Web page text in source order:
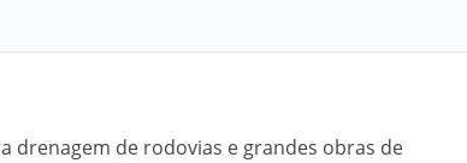
drenagem de rodovias e grandes obras de